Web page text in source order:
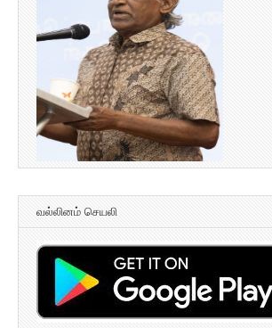
வல்லினம் செயலி